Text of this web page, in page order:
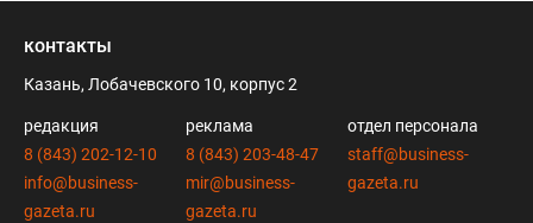
контакты
Казань, Лобачевского 10, корпус 2
редакция
8 (843) 202-12-10
info@business-
gazeta.ru
реклама
8 (843) 203-48-47
mir@business-
gazeta.ru
отдел персонала
staff@business-
gazeta.ru